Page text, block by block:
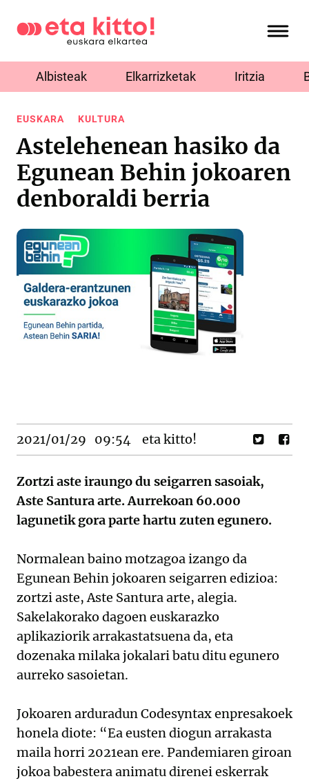
Albisteak Elkarrizketak Iritzia
EUSKARA KULTURA
Astelehenean hasiko da
Egunean Behin jokoaren
denboraldi berria
2021/01/29 09:54 eta kitto!
Zortzi aste iraungo du seigarren sasoiak,
Aste Santura arte. Aurrekoan 60.000
lagunetik gora parte hartu zuten egunero.
Normalean baino motzagoa izango da
Egunean Behin jokoaren seigarren edizioa:
zortzi aste, Aste Santura arte, alegia.
Sakelakorako dagoen euskarazko
aplikaziorik arrakastatsuena da, eta
dozenaka milaka jokalari batu ditu egunero
aurreko sasoietan.
Jokoaren arduradun Codesyntax enpresakoek
honela diote: “Ea eusten diogun arrakasta
maila horri 2021ean ere. Pandemiaren giroan
jokoa babestera animatu direnei eskerrak